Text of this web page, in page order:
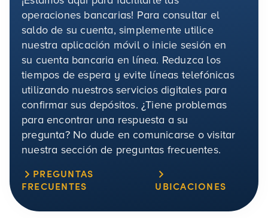
operaciones bancarias! Para consultar el
saldo de su cuenta, simplemente utilice
nuestra aplicación móvil o inicie sesión en
su cuenta bancaria en línea. Reduzca los
tiempos de espera y evite líneas telefónicas
utilizando nuestros servicios digitales para
confirmar sus depósitos. ¿Tiene problemas
para encontrar una respuesta a su
pregunta? No dude en comunicarse o visitar
nuestra sección de preguntas frecuentes.
PREGUNTAS
FRECUENTES
UBICACIONES